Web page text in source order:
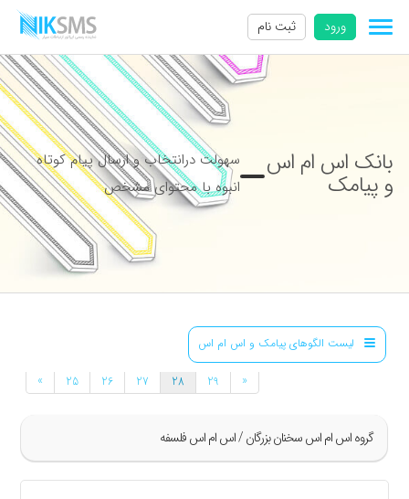
ورود ثبت نام
بانک اس ام اس
و پیامک
سهولت درانتخاب و ارسال پیام کوتاه
انبوه با محتوای مشخص
لیست الگوهای پیامک و اس ام اس
گروه اس ام اس سخنان بزرگان / اس ام اس فلسفه
» 25 26 27 28 29 «